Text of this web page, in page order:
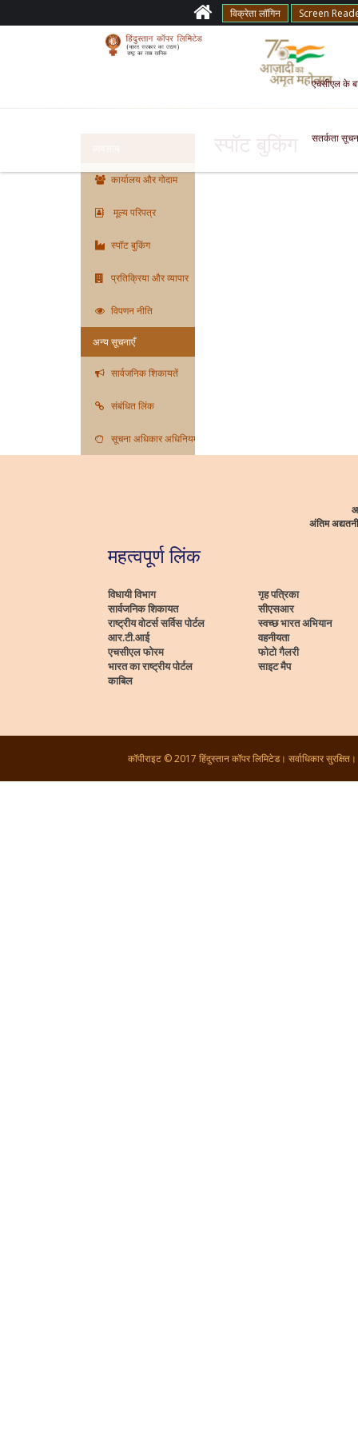
विक्रेता लॉगिन Screen
एचसीएल के
सतर्कता
कार्यालय और गोदाम
मूल्य परिपत्र
स्पॉट बुकिंग
प्रतिक्रिया और व्यापार
विपणन नीति
अन्य सूचनाएँ
सार्वजनिक शिकायतें
संबंधित लिंक
सूचना अधिकार अधिनियम
स्पॉट बुकिंग
अंतिम
महत्वपूर्ण लिंक
विधायी विभाग
सार्वजनिक शिकायत
राष्ट्रीय वोटर्स सर्विस पोर्टल
आर.टी.आई
एचसीएल फोरम
भारत का राष्ट्रीय पोर्टल
काबिल
गृह पत्रिका
सीएसआर
स्वच्छ भारत अभियान
वहनीयता
फोटो गैलरी
साइट मैप
कॉपीराइट © 2017 हिंदुस्तान कॉपर लिमिटेड। सर्वाधिकार सुरक्षित।